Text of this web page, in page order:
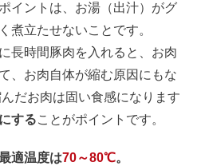
イントは、お湯（出汁）がグ
煮立たせないことです。
長時間豚肉を入れると、お肉
、お肉自体が縮む原因にもな
だお肉は固い食感になります
することがポイントです。
適温度は70～80℃。